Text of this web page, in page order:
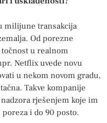
milijune transakcija
Od porezne
u realnom
Netflix uvede novu
u nekom novom gradu,
Takve kompanije
rješenjem koje im
i do 90 posto.